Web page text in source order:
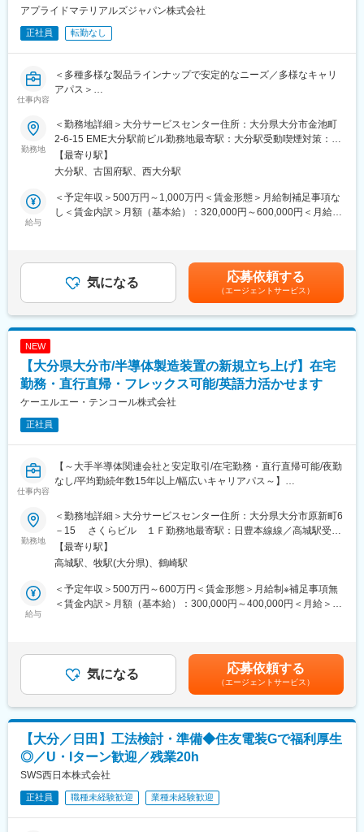
装置に特化した専門的な技術研修を3週間にわたり実施。半導体業
界未経験者でもまったく問題ありません。
ソフトを使うことも可能です。
・他の追随を許さない技術力と製品ラインアップを持つ売上高世
界ナンバー1の半導体・ディスプレイ製造装置メーカーです。圧倒
的な資金力を活かし、毎年売上高の15％近くを研究開発に投資し
ています。1万3300件以上の特許も保有しており、世界18ヶ国
100拠点でビジネスを展開している企業です 。
・半導体製造においては約500以上の工程がありますが、 そのほ
とんどをカバーできる製造装置を保有しています。その豊富なバ
リエーションは他社との圧倒的な違いです。
ます。有給休暇の平均取得日数は13日、平均勤続年数11年と長期
就業ができる環境が整っています。社内公募制度でキャリアアッ
プも望めます。
アプライドマテリアルズジャパン株式会社
正社員 転勤なし
仕事内容
＜多種多様な製品ラインナップで安定的なニーズ／多様なキャリ
アパス＞
大手半導体メーカーを始めとする取引先企業の工場内にて、同社
製の半導体製造装置の保守サービス、メンテナンス、トラブル対
応等をご担当いただきます。業務は、装置の定期点検と、装置の
不具合などのトラブル対応が中心になります。トラブル対応の内
容は、パーツ交換など1人で対応できる簡単なものから、3名ほど
のエンジニアで対応するものまで様々です。
■詳細：
・症状の確認／原因の調査（原因不明な場合は先輩などに確認）
・部品の手配／修理作業
ジニアの存在は重要で、 お客さまから頼りにされている実感を持
って、仕事ができます。
但し、当社は取引先と時間で契約を結ぶため、残業は少なく、想
定で月に20時間以下です。
ます。
外資系企業で海外研修もありますが、英語力は不要です。一部マ
は、翻訳ソフトを使うことも可能です。
■同社について：
・同社は他の追随を許さない技術力と製品ラインアップを持つ売
上高世界ナンバー1の半導体・ディスプレイ製造装置メーカーで
す。圧倒的な資金力を活かし、毎年売上高の15％近くを研究開発
に投資しています。1万3300件以上の特許も保有しており、世界
リエーションは他社との圧倒的な違いであり、業界内では特有な
存在です。
・世界トップクラス企業ならではの福利厚生や休暇も充実してお
ます。有給休暇の平均取得日数は13日、平均勤続年数11年と長期
就業ができる環境が整っています。社内公募制度でキャリアアッ
プも望めます。
変更の範囲：会社の定める業務
勤務地
＜勤務地詳細＞大分サービスセンター住所：大分県大分市金池町
2-6-15 EME大分駅前ビル勤務地最寄駅：大分駅受動喫煙対策：屋
内全面禁煙変更の範囲：会社の定める事業所
【最寄り駅】
大分駅、古国府駅、西大分駅
給与
＜予定年収＞500万円～1,000万円＜賃金形態＞月給制補足事項な
し＜賃金内訳＞月額（基本給）：320,000円～600,000円＜月給＞
+諸手当）■987万円／40歳（月給59万円+業績連動インセンティ
ブ+諸手当） 賃金はあくまでも目安の金額であり、選考を通じて
上下する可能性があります。月給(月額)は固定手当を含めた表記で
す。
気になる 応募依頼する
（エージェントサービス）
NEW
【大分県大分市/半導体製造装置の新規立ち上げ】在宅
勤務・直行直帰・フレックス可能/英語力活かせます
ケーエルエー・テンコール株式会社
正社員
仕事内容
【～大手半導体関連会社と安定取引/在宅勤務・直行直帰可能/夜勤
なし/平均勤続年数15年以上/幅広いキャリアパス～】
■業務概要：
ご入社後は当社のインスタレーションエンジニアとして、同社製
品装置の機器設置から稼働までを担当いただきます。詳細は以下
の通りです。
・顧客先工場にて半導体検査装置の設置、据え付け、試運転
・カスタマーサポート部門とプロジェクトを組んで作業を遂行
・試運転時の性能フィードバックを海外技術者に展開し、稼働ま
でフォロー
■顧客対応体制：
顧客先への装置導入前にニーズヒアリングをし、仕様調整するフ
■働き方について：
年間休日123日
・月平均残業30時間程
・在宅制度
勤務地
＜勤務地詳細＞大分サービスセンター住所：大分県大分市原新町6
－15 さくらビル １Ｆ勤務地最寄駅：日豊本線線／高城駅受動
喫煙対策：屋内全面禁煙変更の範囲：本文参照
【最寄り駅】
高城駅、牧駅(大分県)、鶴崎駅
給与
＜予定年収＞500万円～600万円＜賃金形態＞月給制※補足事項無
＜賃金内訳＞月額（基本給）：300,000円～400,000円＜月給＞
下する可能性があります。月給(月額)は固定手当を含めた表記で
す。
気になる 応募依頼する
（エージェントサービス）
【大分／日田】工法検討・準備◆住友電装Gで福利厚生
◎／U・Iターン歓迎／残業20h
SWS西日本株式会社
正社員 職種未経験歓迎 業種未経験歓迎